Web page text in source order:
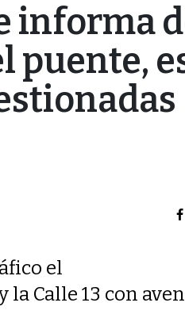
informa
puente,
el
la Calle 13 con